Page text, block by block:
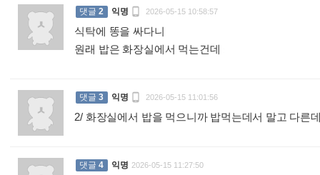
댓글 2 익명  2026-05-15 10:58:57
식탁에 똥을 싸다니
원래 밥은 화장실에서 먹는건데
댓글 3 익명  2026-05-15 11:01:56
2/ 화장실에서 밥을 먹으니까 밥먹는데서 말고 다른
댓글 4 익명 2026-05-15 11:27:50